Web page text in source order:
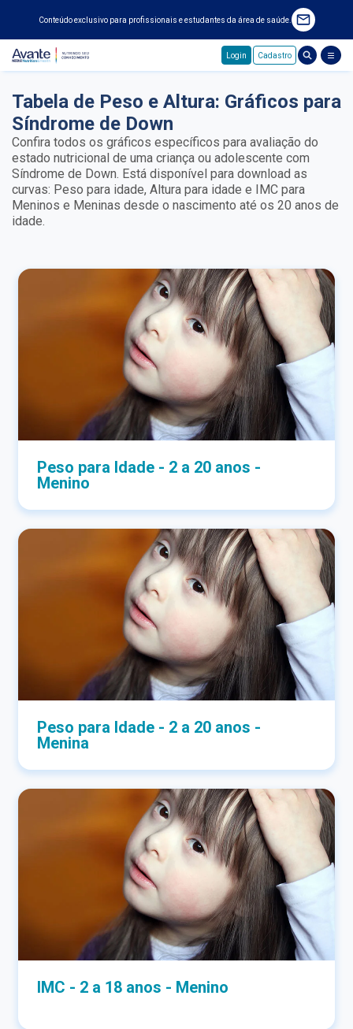
Conteúdo exclusivo para profissionais e estudantes da área de saúde.
Login Cadastro
Tabela de Peso e Altura: Gráficos para
Síndrome de Down
Confira todos os gráficos específicos para avaliação do
estado nutricional de uma criança ou adolescente com
Síndrome de Down. Está disponível para download as
curvas: Peso para idade, Altura para idade e IMC para
Meninos e Meninas desde o nascimento até os 20 anos de
idade.
Peso para Idade - 2 a 20 anos -
Menino
Peso para Idade - 2 a 20 anos -
Menina
IMC - 2 a 18 anos - Menino